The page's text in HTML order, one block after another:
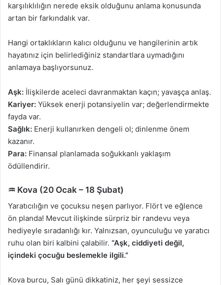
karşılıklılığın nerede eksik olduğunu anlama konusunda
artan bir farkındalık var.
Hangi ortaklıkların kalıcı olduğunu ve hangilerinin artık
hayatınız için belirlediğiniz standartlara uymadığını
anlamaya başlıyorsunuz.
Aşk: İlişkilerde aceleci davranmaktan kaçın; yavaşça anlaş.
Kariyer: Yüksek enerji potansiyelin var; değerlendirmekte
fayda var.
Sağlık: Enerji kullanırken dengeli ol; dinlenme önem
kazanır.
Para: Finansal planlamada soğukkanlı yaklaşım
ödüllendirir.
♒ Kova (20 Ocak – 18 Şubat)
Yaratıcılığın ve çocuksu neşen parlıyor. Flört ve eğlence
ön planda! Mevcut ilişkinde sürpriz bir randevu veya
hediyeyle sıradanlığı kır. Yalnızsan, oyunculuğu ve yaratıcı
ruhu olan biri kalbini çalabilir. “Aşk, ciddiyeti değil,
içindeki çocuğu beslemekle ilgili.”
Kova burcu, Salı günü dikkatiniz, her şeyi sessizce